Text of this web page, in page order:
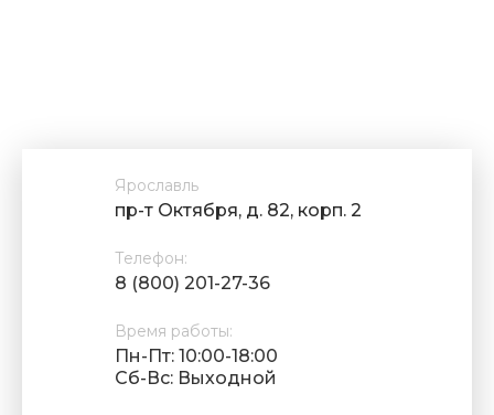
Ярославль
пр-т Октября, д. 82, корп. 2
Телефон:
8 (800) 201-27-36
Время работы:
Пн-Пт: 10:00-18:00
Cб-Вс: Выходной